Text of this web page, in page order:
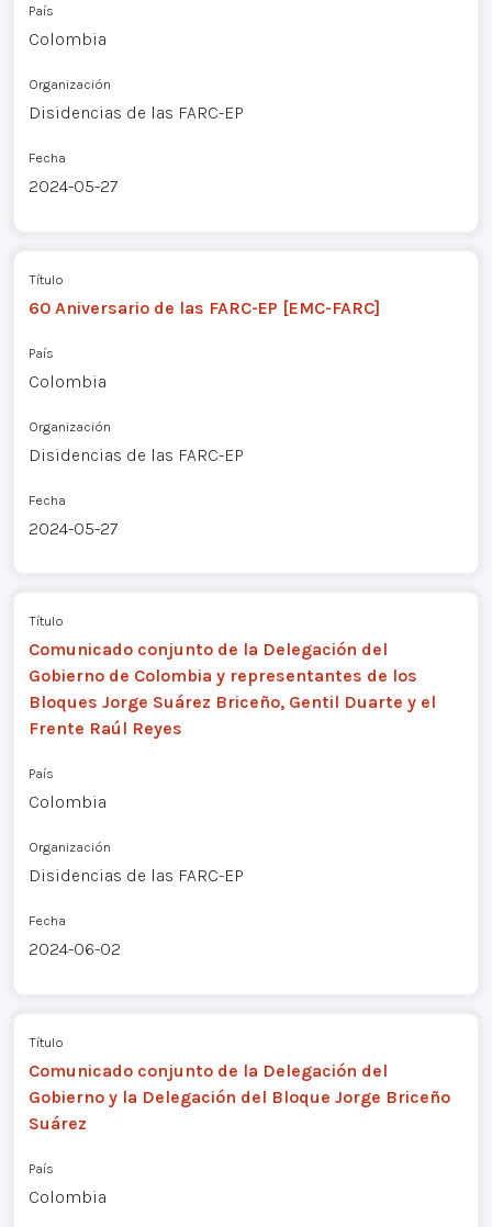
País
Colombia
Organización
Disidencias de las FARC-EP
Fecha
2024-05-27
Título
60 Aniversario de las FARC-EP [EMC-FARC]
País
Colombia
Organización
Disidencias de las FARC-EP
Fecha
2024-05-27
Título
Comunicado conjunto de la Delegación del
Gobierno de Colombia y representantes de los
Bloques Jorge Suárez Briceño, Gentil Duarte y el
Frente Raúl Reyes
País
Colombia
Organización
Disidencias de las FARC-EP
Fecha
2024-06-02
Título
Comunicado conjunto de la Delegación del
Gobierno y la Delegación del Bloque Jorge Briceño
Suárez
País
Colombia